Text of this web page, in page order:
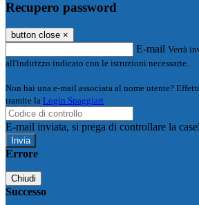
Recupero password
button close ×
E-mail Verrà
all'indirizzo indicato con le istruzioni necessarie.
Non hai una e-mail associata al nome utente?
tramite la Login Spaggiari
E-mail inviata, si prega di controllare la
Errore
Chiudi
Successo